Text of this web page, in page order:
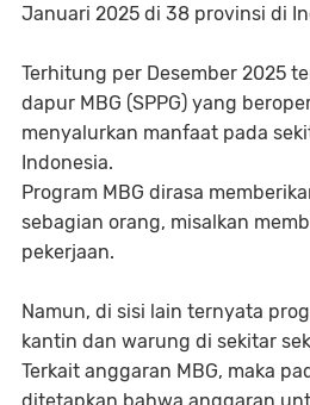
Januari 2025 di 38 provinsi di
Terhitung per Desember 2025
dapur MBG (SPPG) yang
menyalurkan manfaat pada
Indonesia.
Program MBG dirasa
sebagian orang, misalkan
pekerjaan.
Namun, di sisi lain ternyata
kantin dan warung di sekitar
Terkait anggaran MBG, maka
ditetapkan bahwa anggaran